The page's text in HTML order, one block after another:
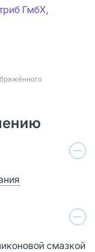
ГмбХ,
смазкой